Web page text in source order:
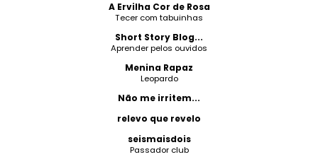
A Ervilha Cor de Rosa
Tecer com tabuinhas
Short Story Blog...
Aprender pelos ouvidos
Menina Rapaz
Leopardo
Não me irritem...
relevo que revelo
seismaisdois
Passador club